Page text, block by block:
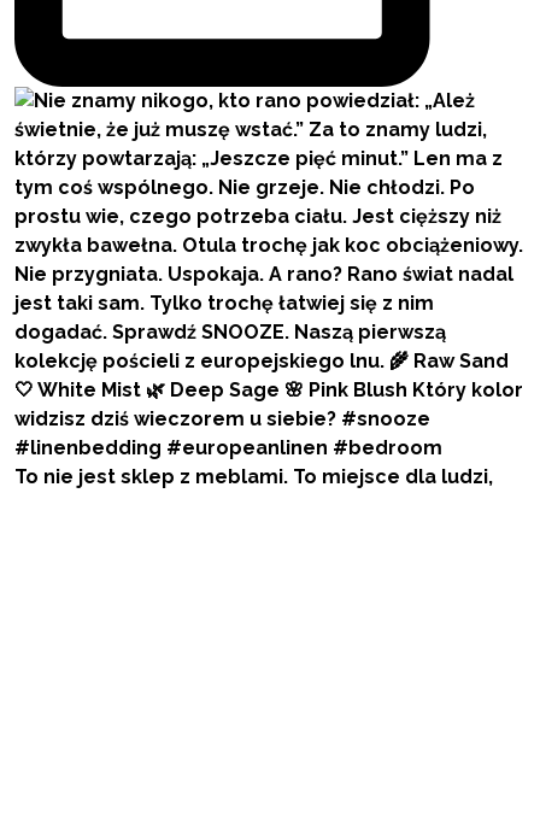
To nie jest sklep z meblami. To miejsce dla ludzi,